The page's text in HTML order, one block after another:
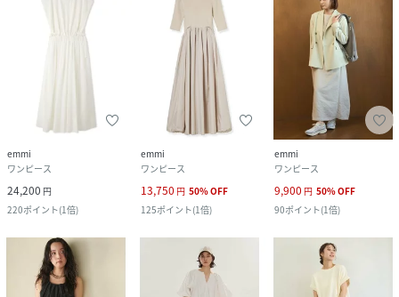
emmi
ワンピース
24,200 円
220ポイント(1倍)
emmi
ワンピース
13,750 円 50%OFF
125ポイント(1倍)
emmi
ワンピース
9,900 円 50%OFF
90ポイント(1倍)